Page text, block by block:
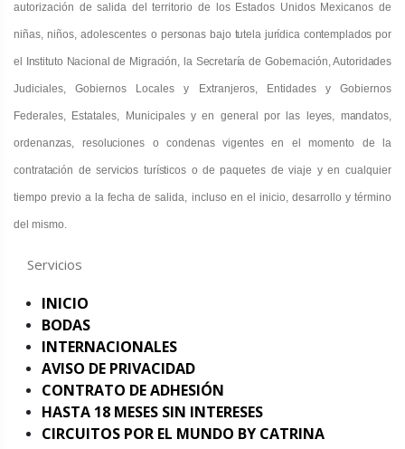
autorización de salida del territorio de los Estados Unidos Mexicanos de
niñas, niños, adolescentes o personas bajo tutela jurídica contemplados por
el Instituto Nacional de Migración, la Secretaría de Gobernación, Autoridades
Judiciales, Gobiernos Locales y Extranjeros, Entidades y Gobiernos
Federales, Estatales, Municipales y en general por las leyes, mandatos,
ordenanzas, resoluciones o condenas vigentes en el momento de la
contratación de servicios turísticos o de paquetes de viaje y en cualquier
tiempo previo a la fecha de salida, incluso en el inicio, desarrollo y término
del mismo.
Servicios
INICIO
BODAS
INTERNACIONALES
AVISO DE PRIVACIDAD
CONTRATO DE ADHESIÓN
HASTA 18 MESES SIN INTERESES
CIRCUITOS POR EL MUNDO BY CATRINA